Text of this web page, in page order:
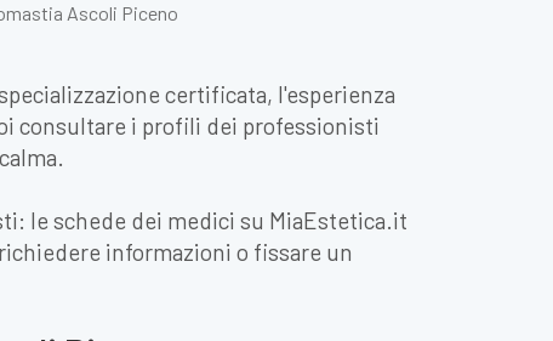
Ascoli Piceno
certificata, l'esperienza
consultare i profili dei professionisti
le schede dei medici su MiaEstetica.it
informazioni o fissare un